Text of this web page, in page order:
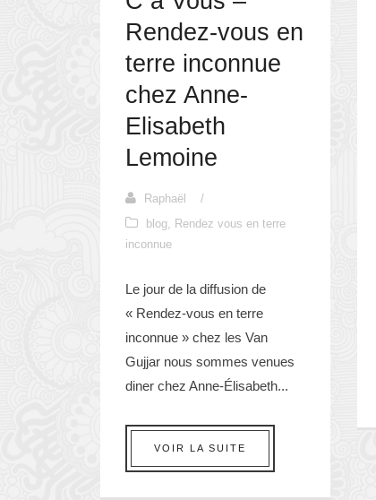
Rendez-vous en
terre inconnue
chez Anne-
Elisabeth
Lemoine
Raphaël
/
blog, Rendez vous en terre
inconnue
Le jour de la diffusion de
« Rendez-vous en terre
inconnue » chez les Van
Gujjar nous sommes venues
diner chez Anne-Élisabeth...
VOIR LA SUITE